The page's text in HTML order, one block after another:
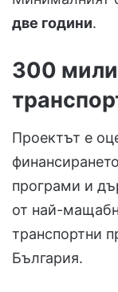
две години.
300
Проектът е
програми и
от най-
транспортни
България.